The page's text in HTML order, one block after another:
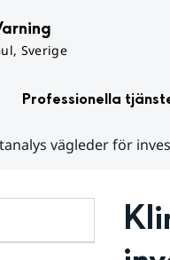
Sverige
Professionella
vägleder för